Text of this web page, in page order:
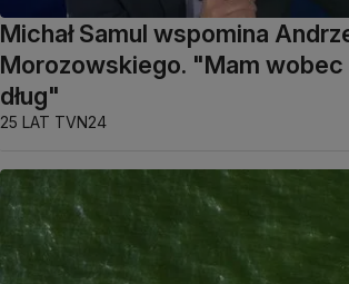
Michał Samul wspomina
Morozowskiego. "Mam wobec
dług"
25 LAT TVN24